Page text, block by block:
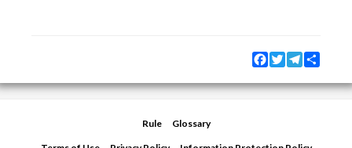
Facebook
TwitterTelegram
Rule Glossary